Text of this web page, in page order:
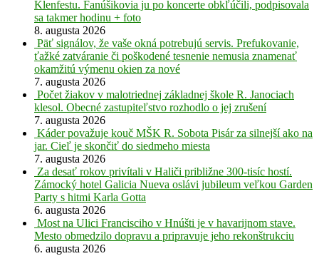
Klenfestu. Fanúšikovia ju po koncerte obkľúčili, podpisovala
sa takmer hodinu + foto
8. augusta 2026
Päť signálov, že vaše okná potrebujú servis. Prefukovanie,
ťažké zatváranie či poškodené tesnenie nemusia znamenať
okamžitú výmenu okien za nové
7. augusta 2026
Počet žiakov v malotriednej základnej škole R. Janociach
klesol. Obecné zastupiteľstvo rozhodlo o jej zrušení
7. augusta 2026
Káder považuje kouč MŠK R. Sobota Pisár za silnejší ako na
jar. Cieľ je skončiť do siedmeho miesta
7. augusta 2026
Za desať rokov privítali v Haliči približne 300-tisíc hostí.
Zámocký hotel Galicia Nueva oslávi jubileum veľkou Garden
Party s hitmi Karla Gotta
6. augusta 2026
Most na Ulici Francisciho v Hnúšti je v havarijnom stave.
Mesto obmedzilo dopravu a pripravuje jeho rekonštrukciu
6. augusta 2026